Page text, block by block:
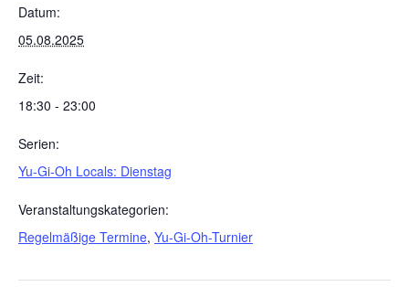
Datum:
05.08.2025
Zeit:
18:30 - 23:00
Serien:
Yu-Gi-Oh Locals: Dienstag
Veranstaltungskategorien:
Regelmäßige Termine, Yu-Gi-Oh-Turnier